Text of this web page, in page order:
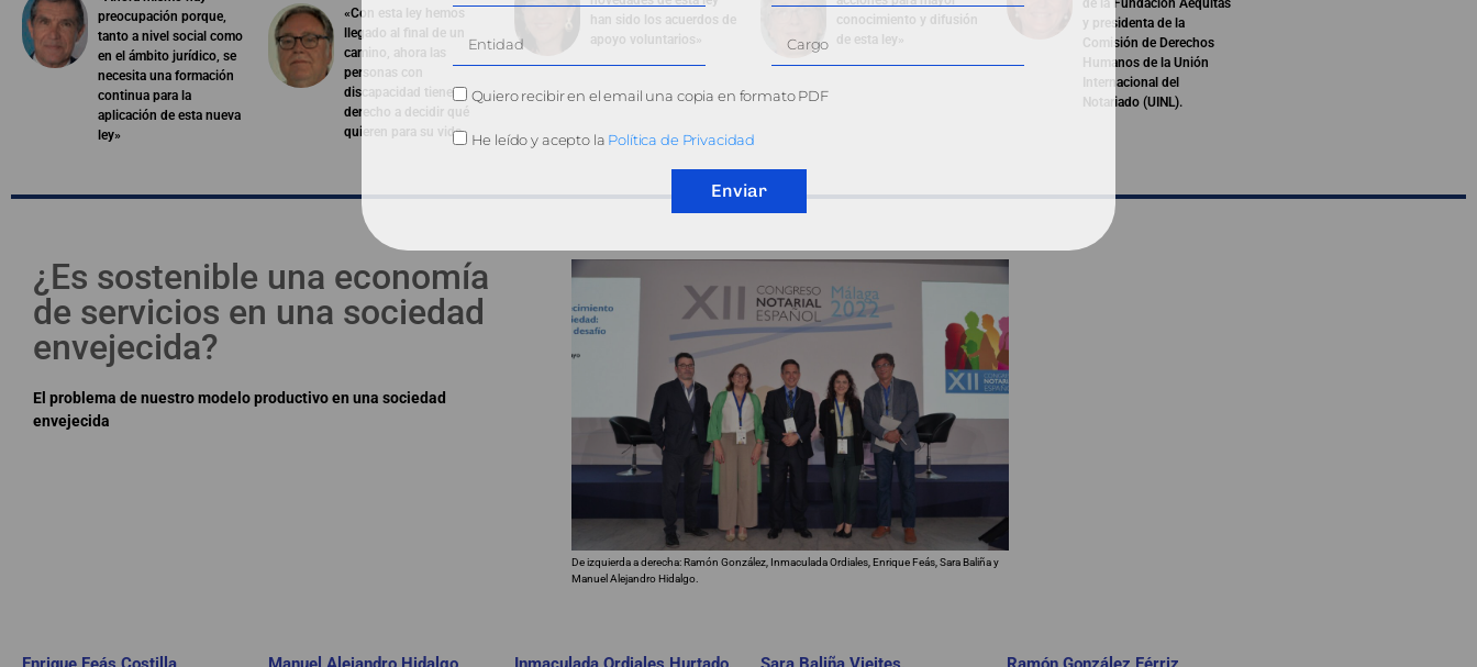
preocupación porque,
tanto a nivel social como
en el ámbito jurídico, se
necesita una formación
continua para la
aplicación de esta nueva
ley»
«Con esta ley hemos
llegado al final de un
camino, ahora las
personas con
discapacidad tienen
derecho a decidir qué
quieren para su vida»
han sido los acuerdos de
apoyo voluntarios»
conocimiento y difusión
de esta ley»
de la Fundación Aequitas
y presidenta de la
Comisión de Derechos
Humanos de la Unión
Internacional del
Notariado (UINL).
¿Es sostenible una economía
de servicios en una sociedad
envejecida?
El problema de nuestro modelo productivo en una sociedad
envejecida
De izquierda a derecha: Ramón González, Inmaculada Ordiales, Enrique Feás, Sara Baliña y
Manuel Alejandro Hidalgo.
Quiero recibir en el email una copia en formato PDF
He leído y acepto la Política de Privacidad
Enviar